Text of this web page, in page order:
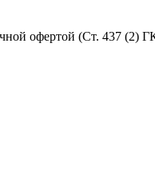
офертой (Ст. 437 (2)